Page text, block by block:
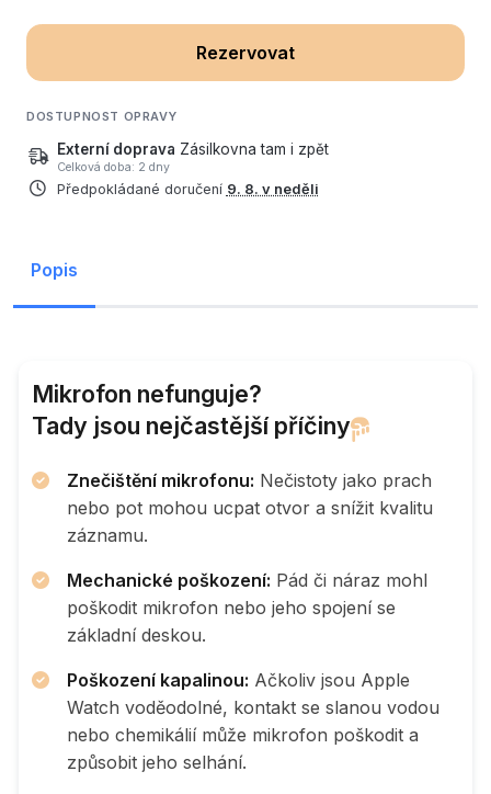
Rezervovat
DOSTUPNOST OPRAVY
Externí doprava Zásilkovna tam i zpět
Celková doba: 2 dny
Předpokládané doručení 9. 8. v neděli
Popis
Mikrofon nefunguje?
Tady jsou nejčastější příčiny
Znečištění mikrofonu: Nečistoty jako prach
nebo pot mohou ucpat otvor a snížit kvalitu
záznamu.
Mechanické poškození: Pád či náraz mohl
poškodit mikrofon nebo jeho spojení se
základní deskou.
Poškození kapalinou: Ačkoliv jsou Apple
Watch voděodolné, kontakt se slanou vodou
nebo chemikálií může mikrofon poškodit a
způsobit jeho selhání.